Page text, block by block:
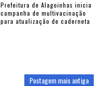
Prefeitura de Alagoinhas inicia
campanha de multivacinação
para atualização de caderneta
Postagem mais antiga